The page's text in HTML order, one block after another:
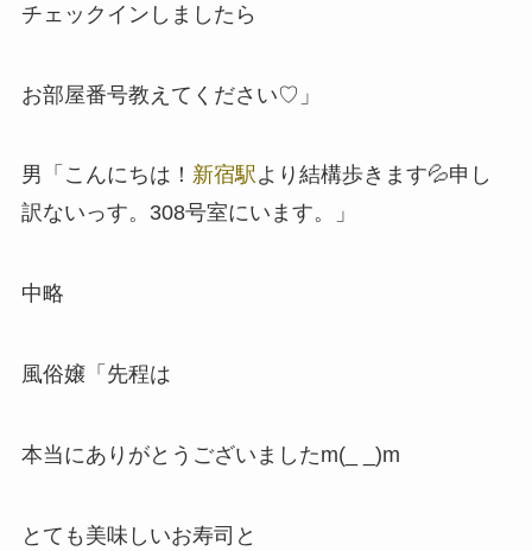
チェックインしましたら
お部屋番号教えてください♡」
男「こんにちは！ 新宿駅より結構歩きます💦申し
訳ないっす。308号室にいます。」
中略
風俗嬢「先程は
本当にありがとうございましたm(_ _)m
とても美味しいお寿司と